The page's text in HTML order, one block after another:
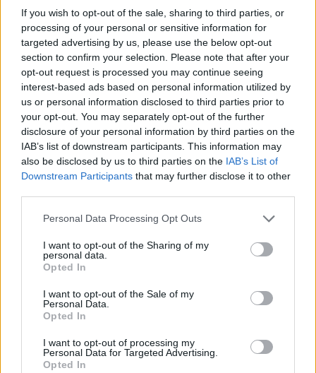
If you wish to opt-out of the sale, sharing to third parties, or
processing of your personal or sensitive information for
targeted advertising by us, please use the below opt-out
section to confirm your selection. Please note that after your
opt-out request is processed you may continue seeing
interest-based ads based on personal information utilized by
us or personal information disclosed to third parties prior to
your opt-out. You may separately opt-out of the further
disclosure of your personal information by third parties on the
IAB’s list of downstream participants. This information may
also be disclosed by us to third parties on the IAB’s List of
Downstream Participants that may further disclose it to other
Personal Data Processing Opt Outs
I want to opt-out of the Sharing of my
personal data.
Opted In
I want to opt-out of the Sale of my
Personal Data.
Opted In
I want to opt-out of processing my
Personal Data for Targeted Advertising.
Opted In
Neověřený profil
Tento uživatel zatím neprokázal svou identitu ověřovací
fotografií. U neověřených profilů nelze zaručit, že fotografie a
údaje odpovídají skutečné osobě.
Věk: 11
Město: Příbram
Okres: Příbram
Země:
Kontakt
Napsat uživateli vzkaz
: 07.04.2014 22:00
Online: Není nikde online
Naposledy aktivní
Profil zobrazen: 1195x
Sledované diskuze:Informace pro uživatele